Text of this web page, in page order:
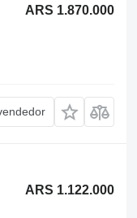
ARS 1.870.000
ARS 1.122.000